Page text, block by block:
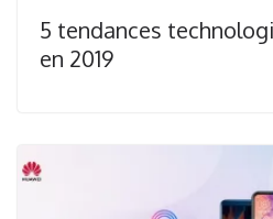
5 tendances
en 2019